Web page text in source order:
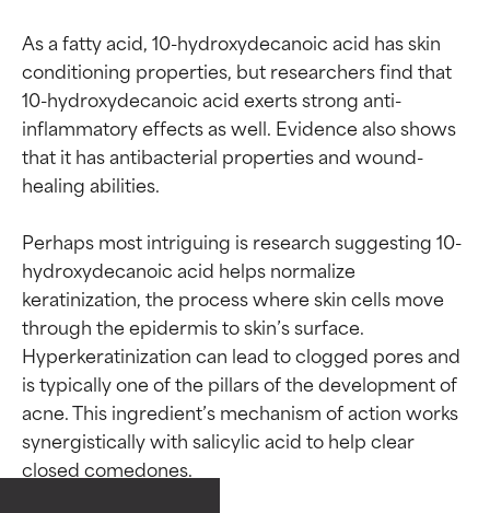
As a fatty acid, 10-hydroxydecanoic acid has skin
conditioning properties, but researchers find that
10-hydroxydecanoic acid exerts strong anti-
inflammatory effects as well. Evidence also shows
that it has antibacterial properties and wound-
healing abilities.
Perhaps most intriguing is research suggesting 10-
hydroxydecanoic acid helps normalize
keratinization, the process where skin cells move
through the epidermis to skin’s surface.
Hyperkeratinization can lead to clogged pores and
is typically one of the pillars of the development of
acne. This ingredient’s mechanism of action works
synergistically with salicylic acid to help clear
closed comedones. Oceny składników
Oceny składników